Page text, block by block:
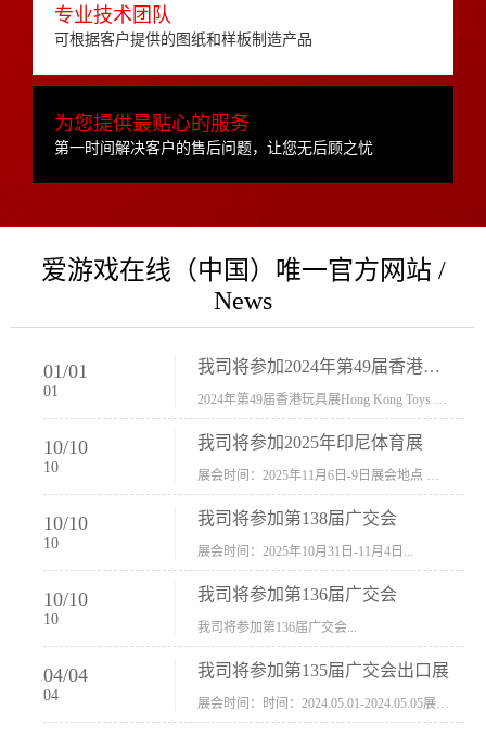
专业技术团队
可根据客户提供的图纸和样板制造产品
为您提供最贴心的服务
第一时间解决客户的售后问题，让您无后顾之忧
爱游戏在线（中国）唯一官方网站 /
News
01/01
01
我司将参加2024年第49届香港玩具展Hong Kong Toys & Games Fair 欢迎新···
10/10
10
我司将参加2025年印尼体育展
10/10
10
我司将参加第138届广交会
展会时间：2025年10月31日-11月4日...
10/10
10
我司将参加第136届广交会
我司将参加第136届广交会...
04/04
04
我司将参加第135届广交会出口展
展会时间：时间：2024.05.01-2024.05.05展会地址：中国进出口商品交易会展馆福建康莱宝公司展位号12.1G37-38、H11-12，浙江康莱宝展位号17.1B23-24、C19-20...